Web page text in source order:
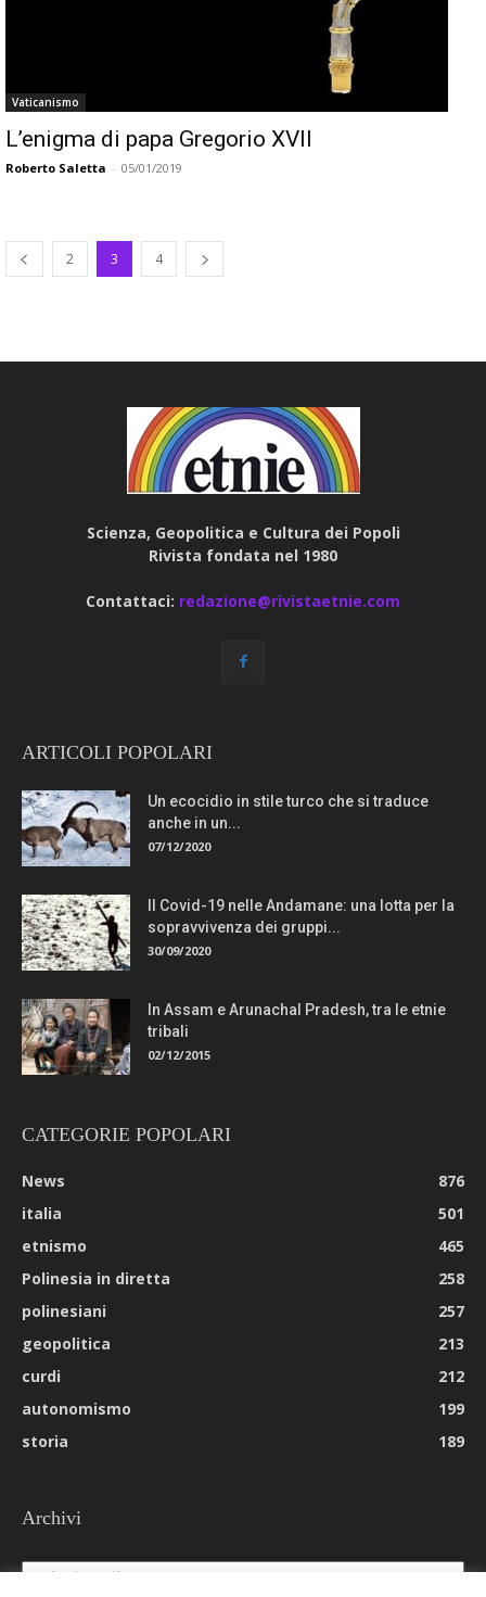
Vaticanismo
L’enigma di papa Gregorio XVII
Roberto Saletta - 05/01/2019
2 3 4
Scienza, Geopolitica e Cultura dei Popoli
Rivista fondata nel 1980
Contattaci: redazione@rivistaetnie.com
ARTICOLI POPOLARI
Un ecocidio in stile turco che si traduce
anche in un...
07/12/2020
Il Covid-19 nelle Andamane: una lotta per la
sopravvivenza dei gruppi...
30/09/2020
In Assam e Arunachal Pradesh, tra le etnie
tribali
02/12/2015
CATEGORIE POPOLARI
News
876
italia
501
etnismo
465
Polinesia in diretta
258
polinesiani
257
geopolitica
213
curdi
212
autonomismo
199
storia
189
Archivi
Archivi